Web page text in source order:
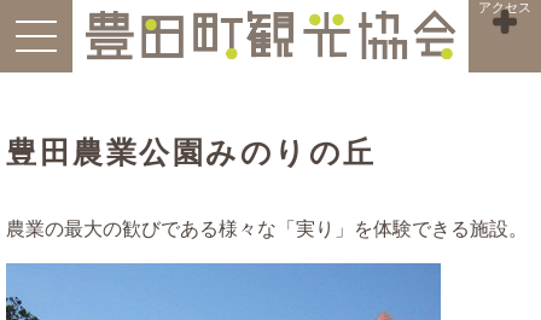
アクセス
豊田農業公園みのりの丘
農業の最大の歓びである様々な「実り」を体験できる施設。